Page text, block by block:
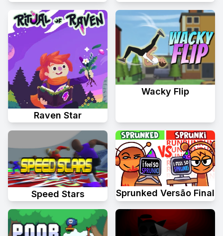
Raven Star
Wacky Flip
Speed Stars Sprunked Versão Final